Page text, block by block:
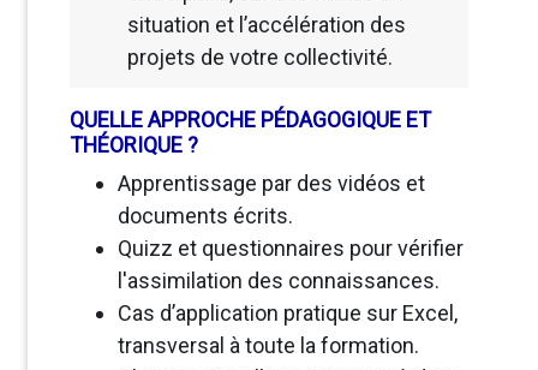
situation et l’accélération des
projets de votre collectivité.
QUELLE APPROCHE PÉDAGOGIQUE ET
THÉORIQUE ?
Apprentissage par des vidéos et
documents écrits.
Quizz et questionnaires pour vérifier
l'assimilation des connaissances.
Cas d’application pratique sur Excel,
transversal à toute la formation.